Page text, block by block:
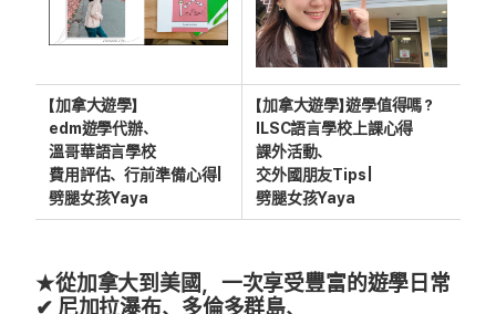
【加拿大遊學】
edm遊學代辦、
溫哥華語言學校
費用評估、行前準備心得|
劈腿女孩Yaya
【加拿大遊學】遊學值得嗎？
ILSC語言學校上課心得
課外活動、
交外國朋友Tips|
劈腿女孩Yaya
★從加拿大到美國，一次享受豐富的遊學日常
✔ 尼加拉瀑布、多倫多群島、